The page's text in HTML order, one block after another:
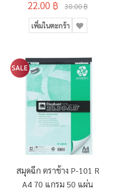
22.00 ฿ 30.00 ฿
เพิ่มในตะกร้า
สมุดฉีก ตราช้าง P-101 R
A4 70 แกรม 50 แผ่น